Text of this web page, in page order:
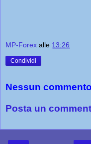
MP-Forex alle 13:26
Condividi
Nessun
Posta un